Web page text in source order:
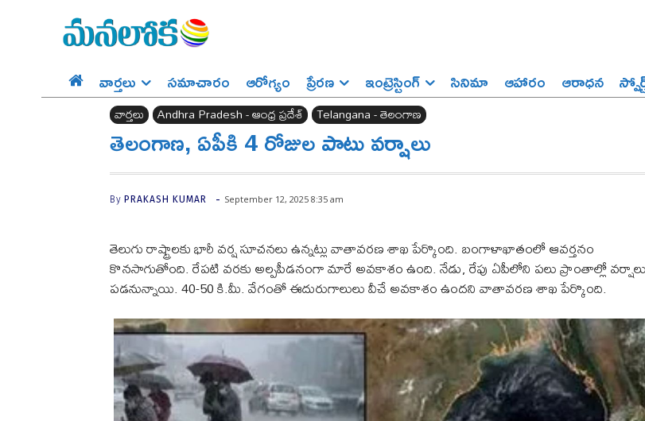
వార్తలు సమాచారం ఆరోగ్యం ప్రేర‌ణ‌ ఇంట్రెస్టింగ్‌ సినిమా ఆహారం ఆరాధన
వార్తలు Andhra Pradesh - ఆంధ్ర ప్రదేశ్‌ Telangana - తెలంగాణ
తెలంగాణ, ఏపీకి 4 రోజుల పాటు వర్షాలు
By PRAKASH KUMAR - September 12, 2025 8:35 am
తెలుగు రాష్ట్రాలకు భారీ వర్ష సూచనలు ఉన్నట్లు వాతావరణ శాఖ పేర్కొంది. బంగాళాఖాతంలో ఆవర్తనం
కొనసాగుతోంది. రేపటి వరకు అల్పపీడనంగా మారే అవకాశం ఉంది. నేడు, రేపు ఏపీలోని పలు ప్రాంతాల్లో వర్షాలు
పడనున్నాయి. 40-50 కి.మీ. వేగంతో ఈదురుగాలులు వీచే అవకాశం ఉందని వాతావరణ శాఖ పేర్కొంది.